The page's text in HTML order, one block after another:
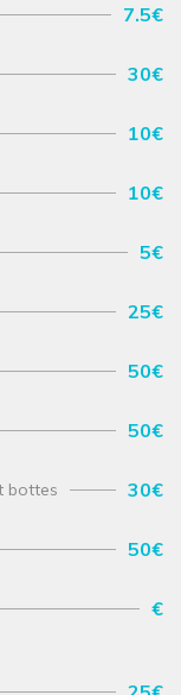
7.5€
30€
10€
10€
5€
25€
50€
50€
bottes 30€
50€
€